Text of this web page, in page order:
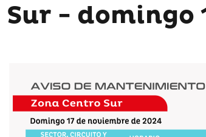
Sur - domingo